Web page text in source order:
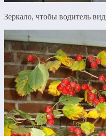
Зеркало, чтобы водитель